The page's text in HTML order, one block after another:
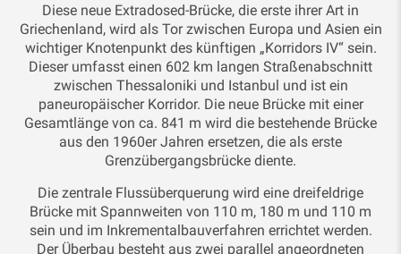
Diese neue Extradosed-Brücke, die erste ihrer Art in
Griechenland, wird als Tor zwischen Europa und Asien ein
wichtiger Knotenpunkt des künftigen „Korridors IV“ sein.
Dieser umfasst einen 602 km langen Straßenabschnitt
zwischen Thessaloniki und Istanbul und ist ein
paneuropäischer Korridor. Die neue Brücke mit einer
Gesamtlänge von ca. 841 m wird die bestehende Brücke
aus den 1960er Jahren ersetzen, die als erste
Grenzübergangsbrücke diente.
Die zentrale Flussüberquerung wird eine dreifeldrige
Brücke mit Spannweiten von 110 m, 180 m und 110 m
sein und im Inkrementalbauverfahren errichtet werden.
Der Überbau besteht aus zwei parallel angeordneten